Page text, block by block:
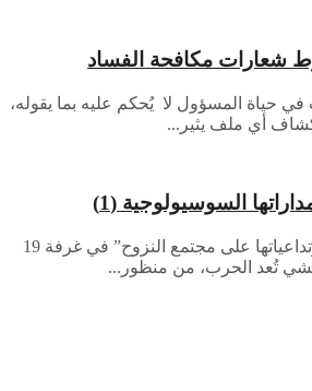
شعارات مكافحة الفساد
حياة المسؤول لا يُحكم عليه بما يقوله،
أي ملف يثير...
السوسيولوجية (1)
من وحي ندوة “الحرب وتداعياتها على مجتمع النزوح” في غرفة 19
تُعد الحرب، من منظور...